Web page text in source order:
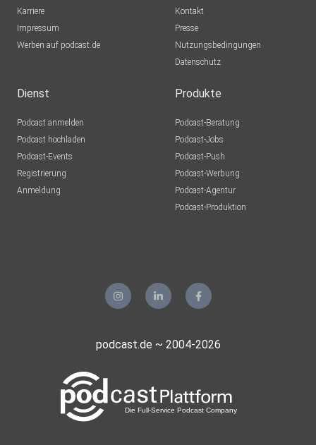
Karriere
Impressum
Werben auf podcast.de
Kontakt
Presse
Nutzungsbedingungen
Datenschutz
Dienst
Podcast anmelden
Podcast hochladen
Podcast-Events
Registrierung
Anmeldung
Produkte
Podcast-Beratung
Podcast-Jobs
Podcast-Push
Podcast-Werbung
Podcast-Agentur
Podcast-Produktion
podcast.de ~ 2004-2026